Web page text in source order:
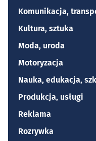
Komunikacja,
Kultura, sztuka
Moda, uroda
Motoryzacja
Nauka, edukacja,
Produkcja, usługi
Reklama
Rozrywka